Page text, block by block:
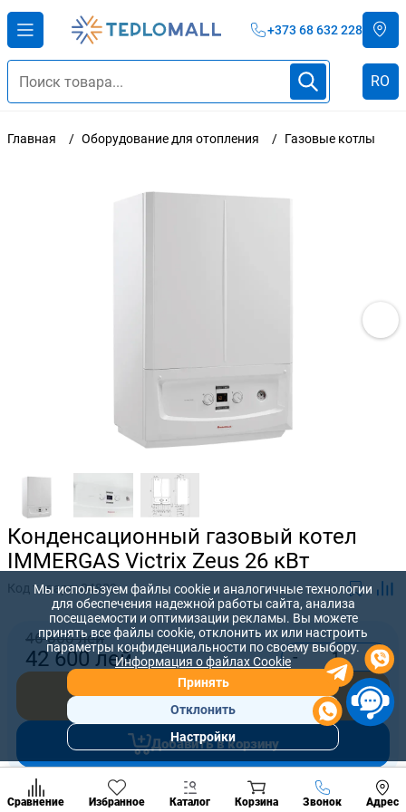
+373 68 632 228
RO
Главная Оборудование для отопления Газовые котлы
Конденсационный газовый котел
IMMERGAS Victrix Zeus 26 кВт
Код товара:84889
46 860 лей
42 600лей - +
Купить сейчас
Добавить в корзину
Предложите нам свою цену, которую вы готовы заплатить за
Сравнение Избранное Каталог Корзина Звонок Адрес
Позвонить
разделы
Мы используем файлы cookie и аналогичные технологии
для обеспечения надежной работы сайта, анализа
посещаемости и оптимизации рекламы. Вы можете
принять все файлы cookie, отклонить их или настроить
параметры конфиденциальности по своему выбору.
Информация о файлах Cookie
Принять
Отклонить
Настройки